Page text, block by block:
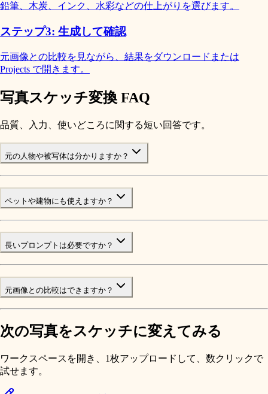
鉛筆、木炭、インク、水彩などの仕上がりを選びます。
ステップ3: 生成して確認
元画像との比較を見ながら、結果をダウンロードまたは
Projects で開きます。
写真スケッチ変換 FAQ
品質、入力、使いどころに関する短い回答です。
元の人物や被写体は分かりますか？
ペットや建物にも使えますか？
長いプロンプトは必要ですか？
元画像との比較はできますか？
次の写真をスケッチに変えてみる
ワークスペースを開き、1枚アップロードして、数クリックで
試せます。